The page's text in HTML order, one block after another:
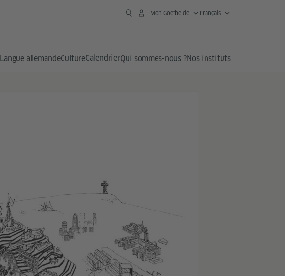
Mon Goethe.de Français
Langue allemandeCultureCalendrierQui sommes-nous ?Nos instituts